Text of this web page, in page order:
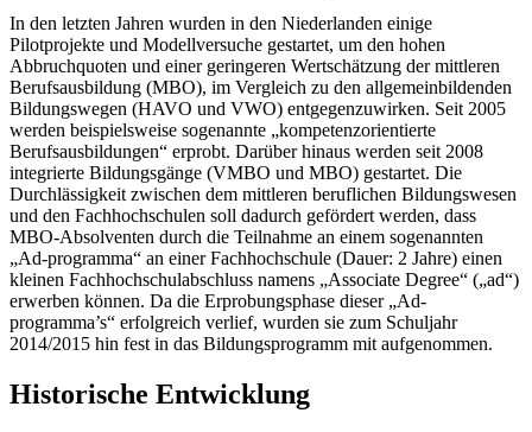
In den letzten Jahren wurden in den Niederlanden einige
Pilotprojekte und Modellversuche gestartet, um den hohen
Abbruchquoten und einer geringeren Wertschätzung der mittleren
Berufsausbildung (MBO), im Vergleich zu den allgemeinbildenden
Bildungswegen (HAVO und VWO) entgegenzuwirken. Seit 2005
werden beispielsweise sogenannte „kompetenzorientierte
Berufsausbildungen“ erprobt. Darüber hinaus werden seit 2008
integrierte Bildungsgänge (VMBO und MBO) gestartet. Die
Durchlässigkeit zwischen dem mittleren beruflichen Bildungswesen
und den Fachhochschulen soll dadurch gefördert werden, dass
MBO-Absolventen durch die Teilnahme an einem sogenannten
„Ad-programma“ an einer Fachhochschule (Dauer: 2 Jahre) einen
kleinen Fachhochschulabschluss namens „Associate Degree“ („ad“)
erwerben können. Da die Erprobungsphase dieser „Ad-
programma’s“ erfolgreich verlief, wurden sie zum Schuljahr
2014/2015 hin fest in das Bildungsprogramm mit aufgenommen.
Historische Entwicklung